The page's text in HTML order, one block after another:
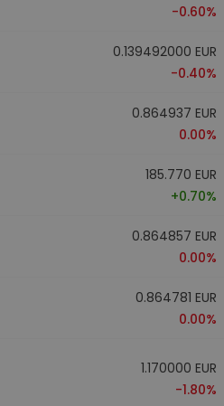
-0.60%
0.139492000 EUR
-0.40%
0.864937 EUR
0.00%
185.770 EUR
+0.70%
0.864857 EUR
0.00%
0.864781 EUR
0.00%
1.170000 EUR
-1.80%